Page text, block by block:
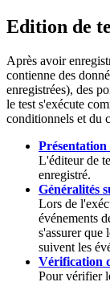
Edition de
Après avoir
contienne des
enregistrées), des
le test s'exécute
conditionnels et du
L'éditeur de
enregistré.
Généralités
Lors de
événements
s'assurer que
suivent les
Vérification
Pour vérifier